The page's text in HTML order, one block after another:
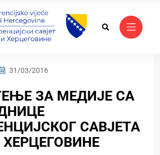
31/03/2016
ЗА МЕДИЈЕ СА
САВЈЕТА